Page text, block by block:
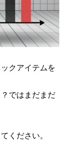
クアイテムを
ではまだまだ
ください。